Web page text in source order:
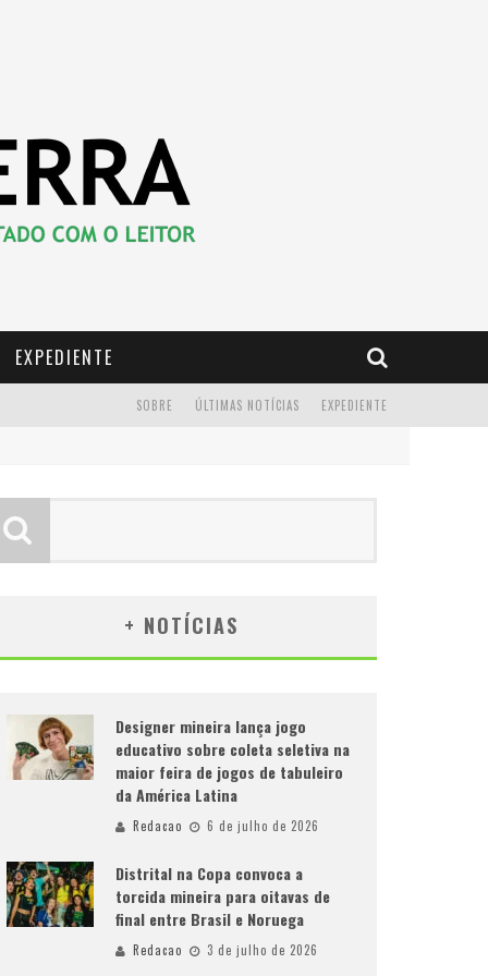
EXPEDIENTE
EXPEDIENTE
ÚLTIMAS NOTÍCIAS
SOBRE
+ NOTÍCIAS
Designer mineira lança jogo
educativo sobre coleta seletiva na
maior feira de jogos de tabuleiro
da América Latina
Redacao 6 de julho de 2026
Distrital na Copa convoca a
torcida mineira para oitavas de
final entre Brasil e Noruega
Redacao 3 de julho de 2026